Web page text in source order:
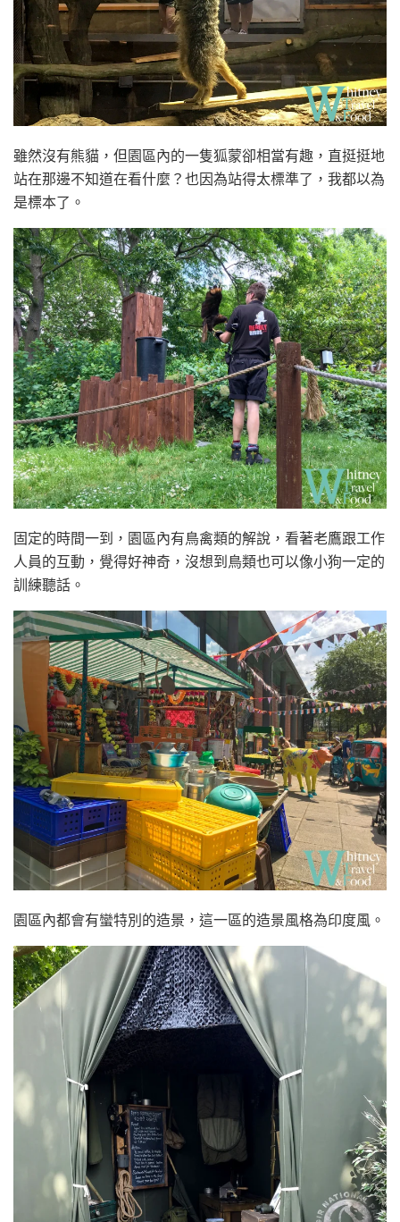
雖然沒有熊貓，但園區內的一隻狐蒙卻相當有趣，直挺挺地
站在那邊不知道在看什麼？也因為站得太標準了，我都以為
是標本了。
固定的時間一到，園區內有鳥禽類的解說，看著老鷹跟工作
人員的互動，覺得好神奇，沒想到鳥類也可以像小狗一定的
訓練聽話。
園區內都會有蠻特別的造景，這一區的造景風格為印度風。